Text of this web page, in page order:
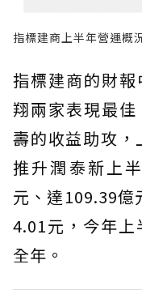
指標建商上半年營運概
指標建商的財
翔兩家表現最
壽的收益助攻，
推升潤泰新上
元、達109.39億
4.01元，今年
全年。